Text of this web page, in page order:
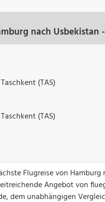
nach
(TAS)
(TAS)
Flugreise von
Angebot von
dem unabhängigen